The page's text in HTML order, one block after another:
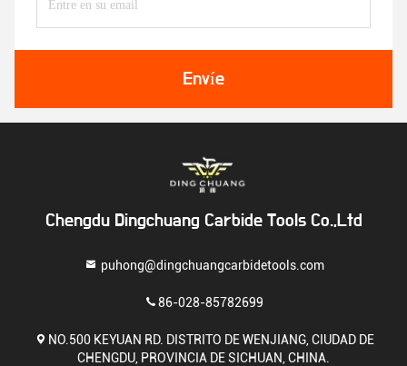
Envíe
Chengdu Dingchuang Carbide Tools Co.,Ltd
puhong@dingchuangcarbidetools.com
86-028-85782699
NO.500 KEYUAN RD. DISTRITO DE WENJIANG, CIUDAD DE
CHENGDU, PROVINCIA DE SICHUAN, CHINA.